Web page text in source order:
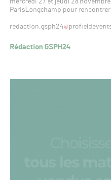
ParisLongchamp pour
redaction.gsph24
Rédaction GSPH24